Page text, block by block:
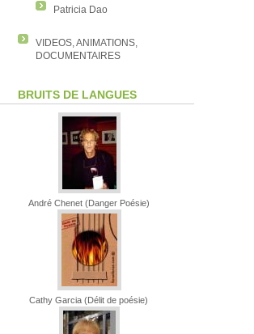
Patricia Dao
VIDEOS, ANIMATIONS,
DOCUMENTAIRES
BRUITS DE LANGUES
André Chenet (Danger Poésie)
Cathy Garcia (Délit de poésie)